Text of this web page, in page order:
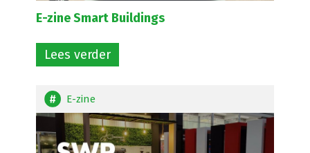
E-zine Smart Buildings
Lees verder
E-zine